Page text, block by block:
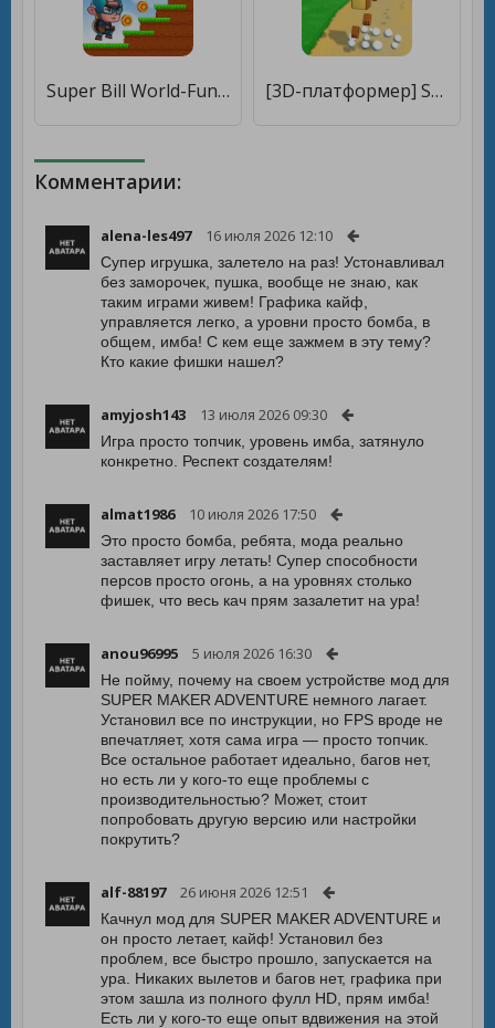
Super Bill World-Fun Adventure [Мод меню] [3D-платформер] Super Bear Adventure [Много денег]
Комментарии:
alena-les497 16 июля 2026 12:10
Супер игрушка, залетело на раз! Устонавливал
без заморочек, пушка, вообще не знаю, как
таким играми живем! Графика кайф,
управляется легко, а уровни просто бомба, в
общем, имба! С кем еще зажмем в эту тему?
Кто какие фишки нашел?
amyjosh143 13 июля 2026 09:30
Игра просто топчик, уровень имба, затянуло
конкретно. Респект создателям!
almat1986 10 июля 2026 17:50
Это просто бомба, ребята, мода реально
заставляет игру летать! Супер способности
персов просто огонь, а на уровнях столько
фишек, что весь кач прям зазалетит на ура!
anou96995 5 июля 2026 16:30
Не пойму, почему на своем устройстве мод для
SUPER MAKER ADVENTURE немного лагает.
Установил все по инструкции, но FPS вроде не
впечатляет, хотя сама игра — просто топчик.
Все остальное работает идеально, багов нет,
но есть ли у кого-то еще проблемы с
производительностью? Может, стоит
попробовать другую версию или настройки
покрутить?
alf-88197 26 июня 2026 12:51
Качнул мод для SUPER MAKER ADVENTURE и
он просто летает, кайф! Установил без
проблем, все быстро прошло, запускается на
ура. Никаких вылетов и багов нет, графика при
этом зашла из полного фулл HD, прям имба!
Есть ли у кого-то еще опыт вдвижения на этой